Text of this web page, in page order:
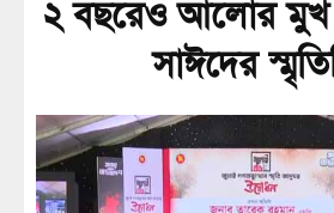
২ বছরেও আলোর
সাঈদের